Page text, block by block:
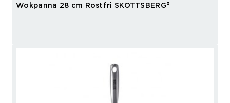
Wokpanna 28 cm Rostfri SKOTTSBERG®